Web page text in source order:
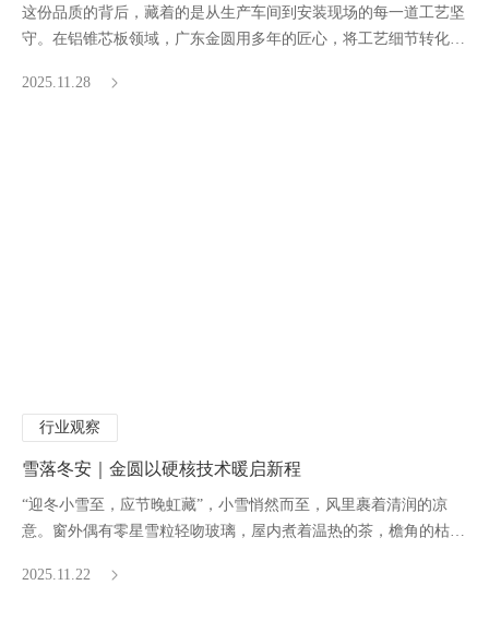
这份品质的背后，藏着的是从生产车间到安装现场的每一道工艺坚
守。在铝锥芯板领域，广东金圆用多年的匠心，将工艺细节转化为
2025.11.28
行业观察
雪落冬安｜金圆以硬核技术暖启新程
“迎冬小雪至，应节晚虹藏”，小雪悄然而至，风里裹着清润的凉
意。窗外偶有零星雪粒轻吻玻璃，屋内煮着温热的茶，檐角的枯枝
2025.11.22